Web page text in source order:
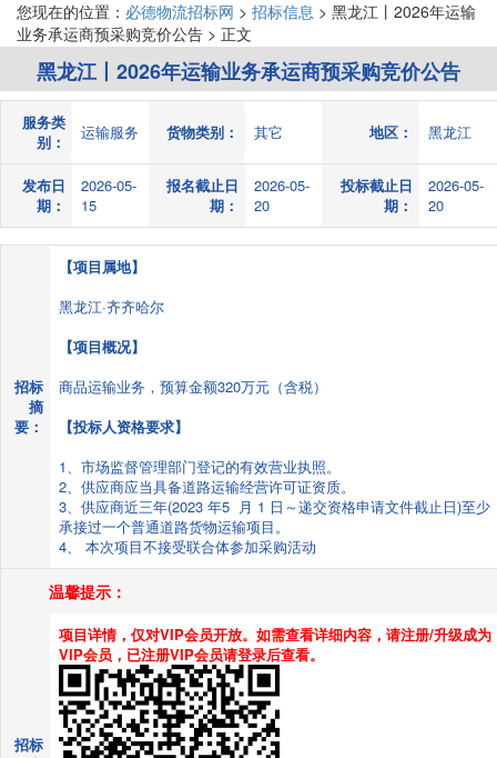
您现在的位置： 必德物流招标网 > 招标信息 > 黑龙江丨2026年运输
业务承运商预采购竞价公告 > 正文
黑龙江丨2026年运输业务承运商预采购竞价公告
服务类
别：
运输服务 货物类别： 其它 地区： 黑龙江
发布日
期：
2026-05-
15
报名截止日
期：
2026-05-
20
投标截止日
期：
2026-05-
20
招标
摘
要：
【项目属地】
黑龙江·齐齐哈尔
【项目概况】
商品运输业务，预算金额320万元（含税）
【投标人资格要求】
1、市场监督管理部门登记的有效营业执照。
2、供应商应当具备道路运输经营许可证资质。
3、供应商近三年(2023 年5 月 1 日～递交资格申请文件截止日)至少
承接过一个普通道路货物运输项目。
4、 本次项目不接受联合体参加采购活动
招标
温馨提示：
项目详情，仅对VIP会员开放。如需查看详细内容，请注册/升级成为
VIP会员，已注册VIP会员请登录后查看。